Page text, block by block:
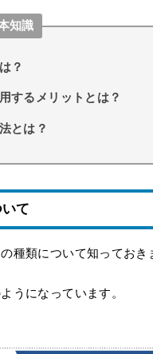
知識
？
するメリットとは？
とは？
て
種類について知っておき
うになっています。